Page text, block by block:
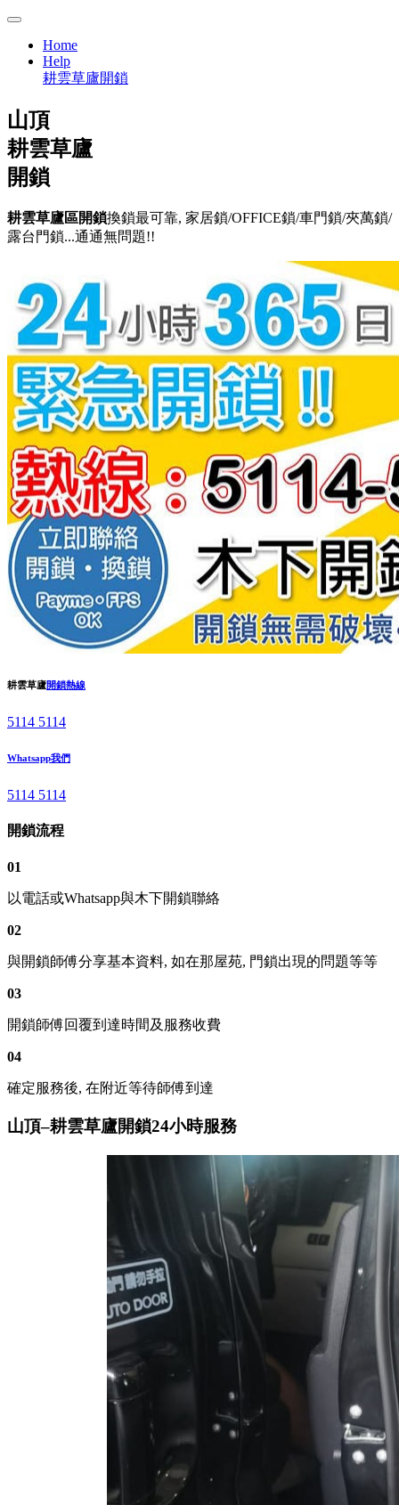
Home
Help
耕雲草廬開鎖
山頂
耕雲草廬
開鎖
耕雲草廬區開鎖換鎖最可靠, 家居鎖/OFFICE鎖/車門鎖/夾萬鎖/
露台門鎖...通通無問題!!
耕雲草廬開鎖熱線
5114 5114
Whatsapp我們
5114 5114
開鎖流程
01
以電話或Whatsapp與木下開鎖聯絡
02
與開鎖師傅分享基本資料, 如在那屋苑, 門鎖出現的問題等等
03
開鎖師傅回覆到達時間及服務收費
04
確定服務後, 在附近等待師傅到達
山頂–耕雲草廬開鎖24小時服務